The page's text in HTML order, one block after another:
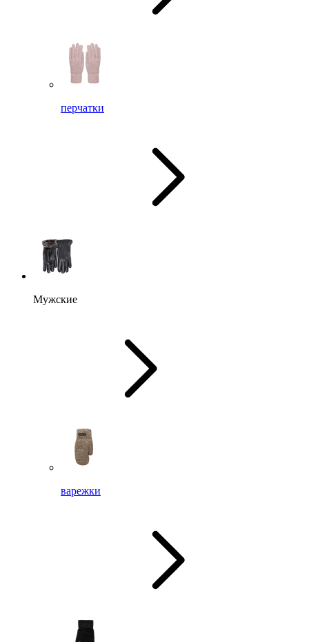
перчатки
Мужские
варежки